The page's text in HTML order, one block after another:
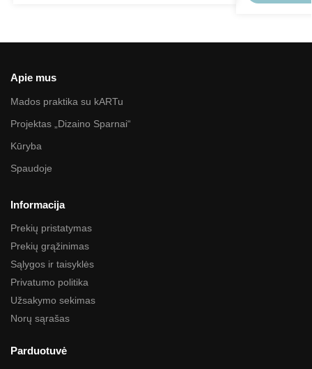
Apie mus
Mados praktika su kARTu
Projektas „Dizaino Sparnai“
Kūryba
Spaudoje
Informacija
Prekių pristatymas
Prekių grąžinimas
Sąlygos ir taisyklės
Privatumo politika
Užsakymo sekimas
Norų sąrašas
Parduotuvė